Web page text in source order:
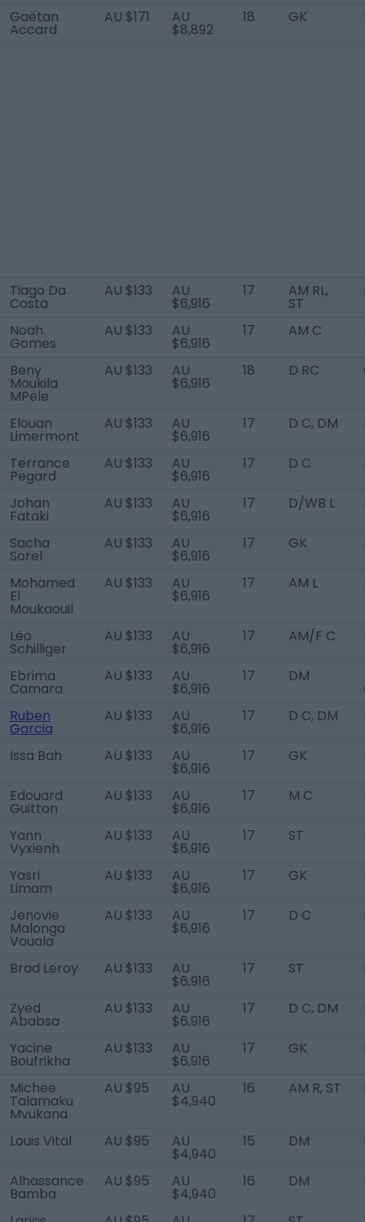
Gaëtan
Accard
AU $171 AU
$8,892
18 GK
Tiago Da
Costa
AU $133 AU
$6,916
17 AM RL,
ST
Noah
Gomes
AU $133 AU
$6,916
17 AM C
Beny
Moukila
MPele
AU $133 AU
$6,916
18 D RC
Elouan
Limermont
AU $133 AU
$6,916
17 D C, DM
Terrance
Pegard
AU $133 AU
$6,916
17 D C
Johan
Fataki
AU $133 AU
$6,916
17 D/WB L
Sacha
Sorel
AU $133 AU
$6,916
17 GK
Mohamed
El
Moukaouil
AU $133 AU
$6,916
17 AM L
Léo
Schilliger
AU $133 AU
$6,916
17 AM/F C
Ebrima
Camara
AU $133 AU
$6,916
17 DM
Ruben
Garcia
AU $133 AU
$6,916
17 D C, DM
Issa Bah AU $133 AU
$6,916
17 GK
Edouard
Guitton
AU $133 AU
$6,916
17 M C
Yann
Vyxienh
AU $133 AU
$6,916
17 ST
Yasri
Limam
AU $133 AU
$6,916
17 GK
Jenovie
Malonga
Vouala
AU $133 AU
$6,916
17 D C
Brad Leroy AU $133 AU
$6,916
17 ST
Zyed
Ababsa
AU $133 AU
$6,916
17 D C, DM
Yacine
Boufrikha
AU $133 AU
$6,916
17 GK
Michee
Talamaku
Mvukana
AU $95 AU
$4,940
16 AM R, ST
Louis Vital AU $95 AU
$4,940
15 DM
Alhassance
Bamba
AU $95 AU
$4,940
16 DM